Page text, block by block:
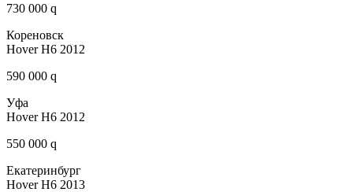
730 000 q
Кореновск
Hover H6 2012
590 000 q
Уфа
Hover H6 2012
550 000 q
Екатеринбург
Hover H6 2013